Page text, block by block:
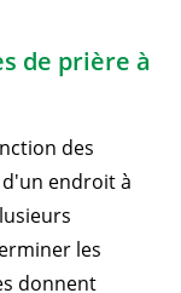
de prière à
des
endroit à
les
donnent